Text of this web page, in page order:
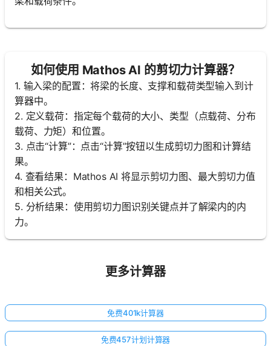
如何使用 Mathos AI 的剪切力计算器？
1. 输入梁的配置：将梁的长度、支撑和载荷类型输入到计
算器中。
2. 定义载荷：指定每个载荷的大小、类型（点载荷、分布
载荷、力矩）和位置。
3. 点击“计算”：点击“计算”按钮以生成剪切力图和计算结
果。
4. 查看结果：Mathos AI 将显示剪切力图、最大剪切力值
和相关公式。
5. 分析结果：使用剪切力图识别关键点并了解梁内的内
力。
更多计算器
免费401k计算器
免费457计划计算器